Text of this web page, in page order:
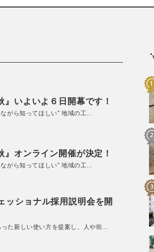
いよいよ６日開幕です！
がら知ってほしい” 地域の工...
オンライン開催が決定！
がら知ってほしい” 地域の工...
ッショナル採用説明会を開
た新しい使い方を提案し、人や街...